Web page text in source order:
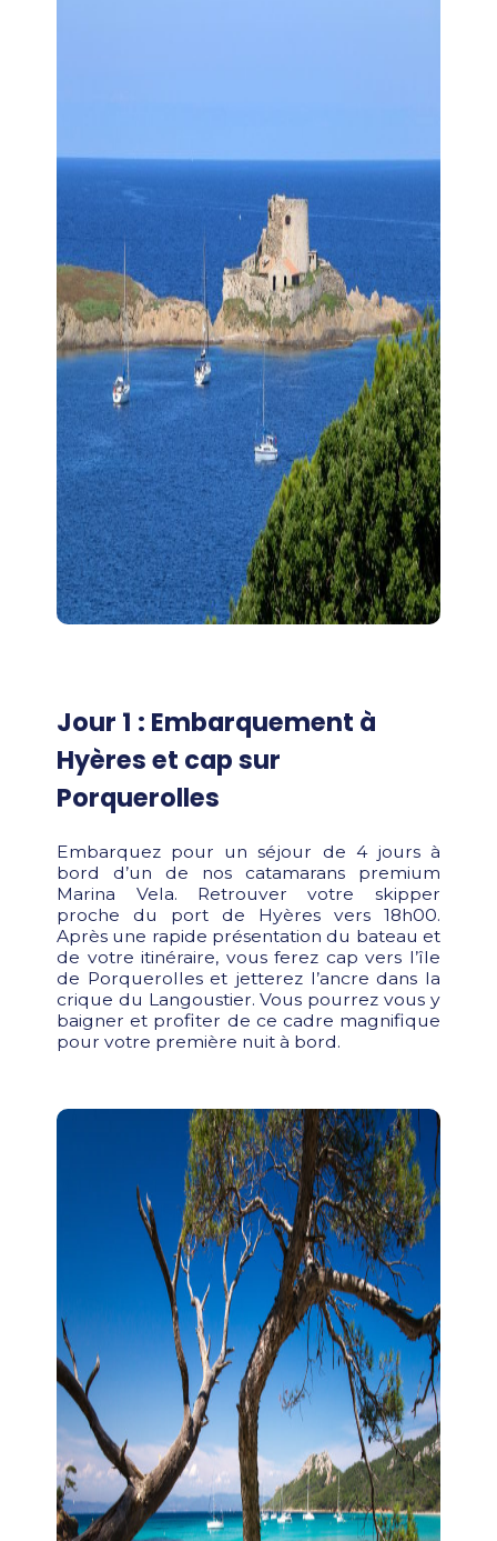
Jour 1 : Embarquement à
Hyères et cap sur
Porquerolles
Embarquez pour un séjour de 4 jours à
bord d’un de nos catamarans premium
Marina Vela. Retrouver votre skipper
proche du port de Hyères vers 18h00.
Après une rapide présentation du bateau et
de votre itinéraire, vous ferez cap vers l’île
de Porquerolles et jetterez l’ancre dans la
crique du Langoustier. Vous pourrez vous y
baigner et profiter de ce cadre magnifique
pour votre première nuit à bord.